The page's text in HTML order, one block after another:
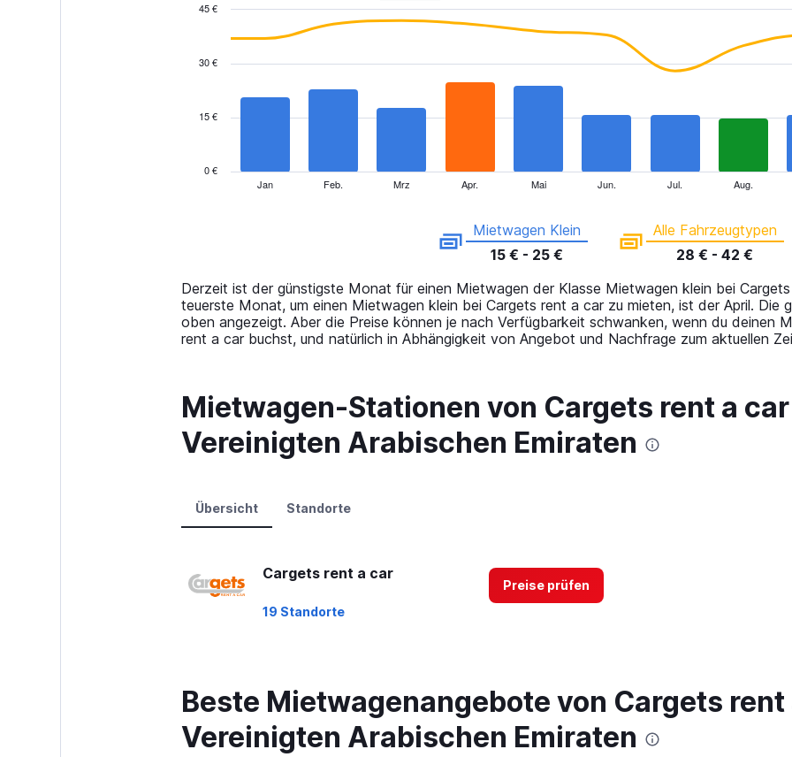
has
14
categories.
The
chart
axis
displaying
values.
Range:
45.
Jan Feb. Mrz Apr. Mai Jun. Jul. Aug.
0 €
15 €
30 €
45 €
Mietwagen Klein
15 € - 25 €
Alle Fahrzeugtypen
28 € - 42 €
Derzeit ist der günstigste Monat für einen Mietwagen der Klasse Mietwagen klein bei
teuerste Monat, um einen Mietwagen klein bei Cargets rent a car zu mieten, ist der April. Die
oben angezeigt. Aber die Preise können je nach Verfügbarkeit schwanken, wenn du deinen
rent a car buchst, und natürlich in Abhängigkeit von Angebot und Nachfrage zum aktuellen
Mietwagen-Stationen von Cargets rent a
Vereinigten Arabischen Emiraten
Übersicht Standorte
Cargets rent a car
19 Standorte
Preise prüfen
Beste Mietwagenangebote von Cargets rent
Vereinigten Arabischen Emiraten